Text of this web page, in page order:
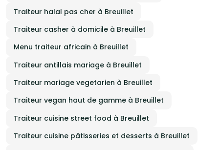
Traiteur halal pas cher à Breuillet
Traiteur casher à domicile à Breuillet
Menu traiteur africain à Breuillet
Traiteur antillais mariage à Breuillet
Traiteur mariage vegetarien à Breuillet
Traiteur vegan haut de gamme à Breuillet
Traiteur cuisine street food à Breuillet
Traiteur cuisine pâtisseries et desserts à Breuillet